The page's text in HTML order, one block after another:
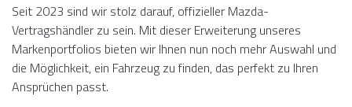
Seit 2023 sind wir stolz darauf, offizieller Mazda-
Vertragshändler zu sein. Mit dieser Erweiterung unseres
Markenportfolios bieten wir Ihnen nun noch mehr Auswahl und
die Möglichkeit, ein Fahrzeug zu finden, das perfekt zu Ihren
Ansprüchen passt.